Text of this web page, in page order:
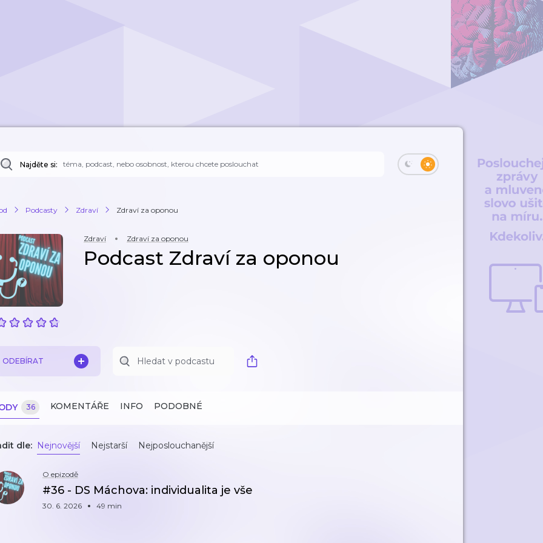
Najděte si:
Podcasty Zdraví Zdraví za oponou
Zdraví Zdraví za oponou
Podcast Zdraví za oponou
ODEBÍRAT
36 KOMENTÁŘE INFO PODOBNÉ
dle: Nejnovější Nejstarší Nejposlouchanější
O epizodě
#36 - DS Máchova: individualita je vše
30. 6. 2026 49 min